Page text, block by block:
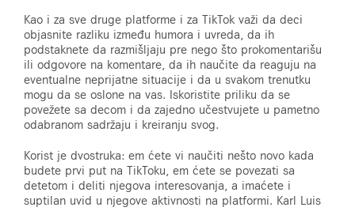
Kao i za sve druge platforme i za TikTok važi da deci
objasnite razliku između humora i uvreda, da ih
podstaknete da razmišljaju pre nego što prokomentarišu
ili odgovore na komentare, da ih naučite da reaguju na
eventualne neprijatne situacije i da u svakom trenutku
mogu da se oslone na vas. Iskoristite priliku da se
povežete sa decom i da zajedno učestvujete u pametno
odabranom sadržaju i kreiranju svog.
Korist je dvostruka: em ćete vi naučiti nešto novo kada
budete prvi put na TikToku, em ćete se povezati sa
detetom i deliti njegova interesovanja, a imaćete i
suptilan uvid u njegove aktivnosti na platformi. Karl Luis